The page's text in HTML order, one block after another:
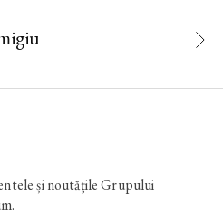
și noutățile Grupului